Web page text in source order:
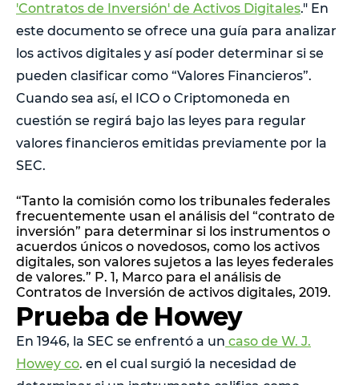
'Contratos de Inversión' de Activos Digitales." En
este documento se ofrece una guía para analizar
los activos digitales y así poder determinar si se
pueden clasificar como “Valores Financieros”.
Cuando sea así, el ICO o Criptomoneda en
cuestión se regirá bajo las leyes para regular
valores financieros emitidas previamente por la
SEC.
“Tanto la comisión como los tribunales federales
frecuentemente usan el análisis del “contrato de
inversión” para determinar si los instrumentos o
acuerdos únicos o novedosos, como los activos
digitales, son valores sujetos a las leyes federales
de valores.” P. 1, Marco para el análisis de
Contratos de Inversión de activos digitales, 2019.
Prueba de Howey
En 1946, la SEC se enfrentó a un caso de W. J.
Howey co. en el cual surgió la necesidad de